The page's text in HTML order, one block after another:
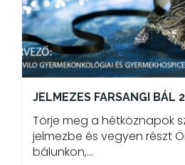
JELMEZES FARSANGI BÁL
Törje meg a hétköznapok
jelmezbe és vegyen részt
bálunkon,…